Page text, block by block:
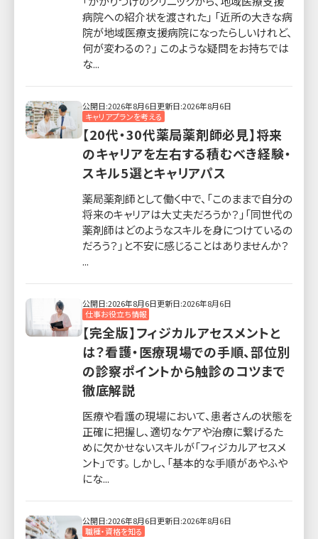
病院への紹介状を渡された」 「近所の大きな病
院が地域医療支援病院になったらしいけれど、
何が変わるの？」 このような疑問をお持ちでは
な...
キャリアプランを考える
公開日:2026年8月6日更新日:2026年8月6日
【20代・30代薬局薬剤師必見】将来
のキャリアを左右する積むべき経験・
スキル5選とキャリアパス
薬局薬剤師として働く中で、「このままで自分の
将来のキャリアは大丈夫だろうか？」「同世代の
薬剤師はどのようなスキルを身につけているの
だろう？」と不安に感じることはありませんか？
...
仕事お役立ち情報
公開日:2026年8月6日更新日:2026年8月6日
【完全版】フィジカルアセスメントと
は？看護・医療現場での手順、部位別
の診察ポイントから触診のコツまで
徹底解説
医療や看護の現場において、患者さんの状態を
正確に把握し、適切なケアや治療に繋げるた
めに欠かせないスキルが「フィジカルアセスメ
ント」です。 しかし、「基本的な手順があやふや
にな...
職種・資格を知る
公開日:2026年8月6日更新日:2026年8月6日